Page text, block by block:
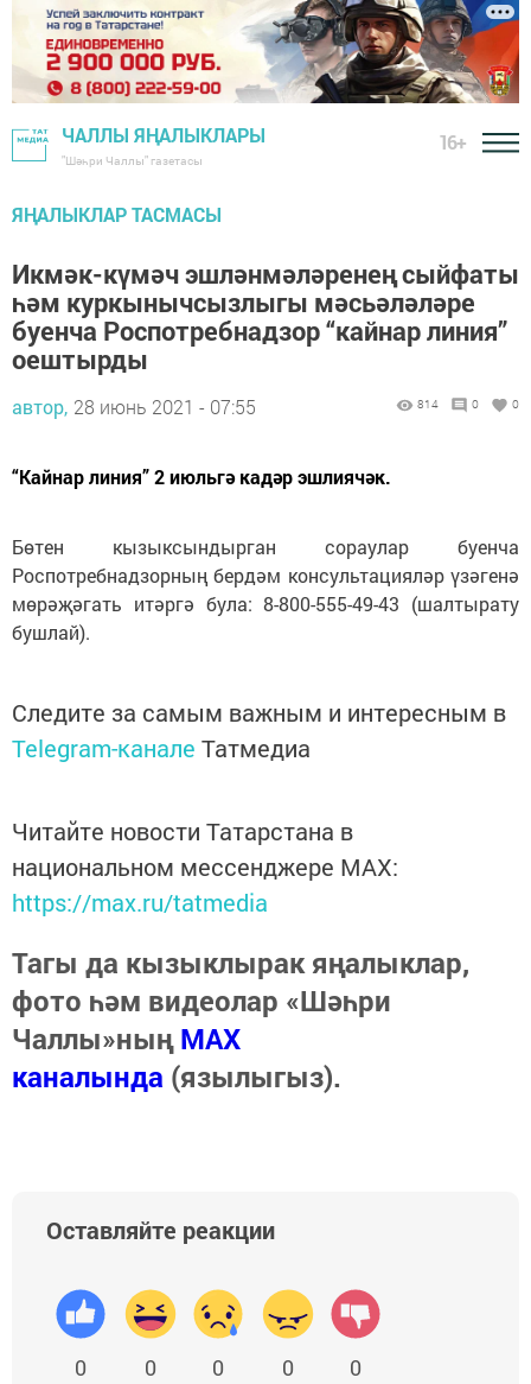
ЧАЛЛЫ ЯҢАЛЫКЛАРЫ
"Шәһри Чаллы" газетасы
16+
ЯҢАЛЫКЛАР ТАСМАСЫ
Икмәк-күмәч эшләнмәләренең сыйфаты
һәм куркынычсызлыгы мәсьәләләре
буенча Роспотребнадзор “кайнар линия”
оештырды
автор, 28 июнь 2021 - 07:55 814 0 0
“Кайнар линия” 2 июльгә кадәр эшлиячәк.
Бөтен кызыксындырган сораулар буенча
Роспотребнадзорның бердәм консультацияләр үзәгенә
мөрәҗәгать итәргә була: 8-800-555-49-43 (шалтырату
бушлай).
Следите за самым важным и интересным в
Telegram-канале Татмедиа
Читайте новости Татарстана в
национальном мессенджере MАХ:
https://max.ru/tatmedia
Тагы да кызыклырак яңалыклар,
фото һәм видеолар «Шәһри
Чаллы»ныңMAX
каналында (язылыгыз).
Оставляйте реакции
0 0 0 0 0